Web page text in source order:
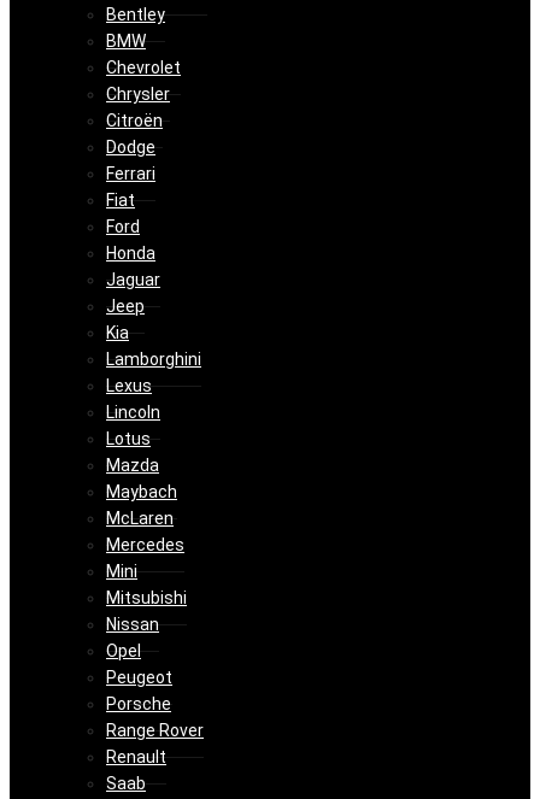
Bentley
BMW
Chevrolet
Chrysler
Citroën
Dodge
Ferrari
Fiat
Ford
Honda
Jaguar
Jeep
Kia
Lamborghini
Lexus
Lincoln
Lotus
Mazda
Maybach
McLaren
Mercedes
Mini
Mitsubishi
Nissan
Opel
Peugeot
Porsche
Range Rover
Renault
Saab